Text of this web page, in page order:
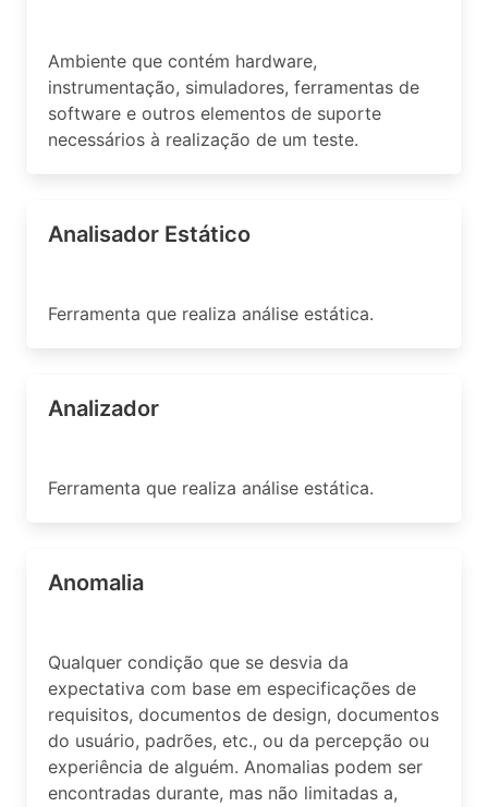
Ambiente que contém hardware,
instrumentação, simuladores, ferramentas de
software e outros elementos de suporte
necessários à realização de um teste.
Analisador Estático
Ferramenta que realiza análise estática.
Analizador
Ferramenta que realiza análise estática.
Anomalia
Qualquer condição que se desvia da
expectativa com base em especificações de
requisitos, documentos de design, documentos
do usuário, padrões, etc., ou da percepção ou
experiência de alguém. Anomalias podem ser
encontradas durante, mas não limitadas a,